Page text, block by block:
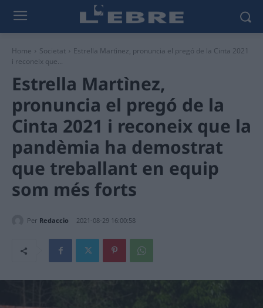
Home Societat
Estrella Martìnez, pronuncia el pregó de la Cinta 2021
i reconeix que...
Estrella Martìnez,
pronuncia el pregó de la
Cinta 2021 i reconeix que la
pandèmia ha demostrat
que treballant en equip
som més forts
Per Redaccio 2021-08-29 16:00:58